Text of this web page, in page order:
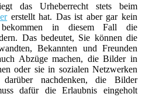
das Urheberrecht stets beim
erstellt hat. Das ist aber gar kein
in diesem Fall die
Das bedeutet, Sie können die
Bekannten und Freunden
Abzüge machen, die Bilder in
oder sie in sozialen Netzwerken
nachdenken, die Bilder
dafür die Erlaubnis eingeholt